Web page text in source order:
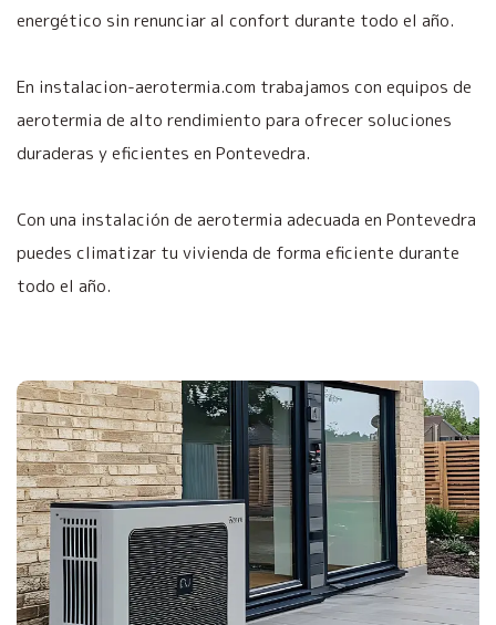
energético sin renunciar al confort durante todo el año.
En instalacion-aerotermia.com trabajamos con equipos de
aerotermia de alto rendimiento para ofrecer soluciones
duraderas y eficientes en Pontevedra.
Con una instalación de aerotermia adecuada en Pontevedra
puedes climatizar tu vivienda de forma eficiente durante
todo el año.